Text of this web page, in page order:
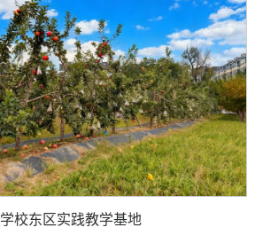
学校东区实践教学基地